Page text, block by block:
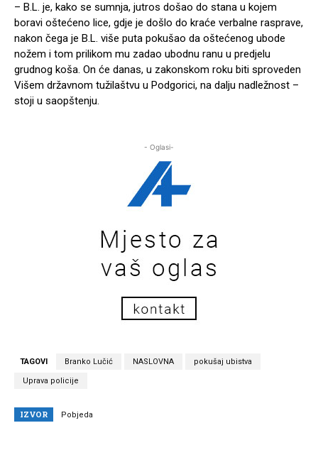
– B.L. je, kako se sumnja, jutros došao do stana u kojem
boravi oštećeno lice, gdje je došlo do kraće verbalne rasprave,
nakon čega je B.L. više puta pokušao da oštećenog ubode
nožem i tom prilikom mu zadao ubodnu ranu u predjelu
grudnog koša. On će danas, u zakonskom roku biti sproveden
Višem državnom tužilaštvu u Podgorici, na dalju nadležnost –
stoji u saopštenju.
- Oglasi-
TAGOVI Branko Lučić NASLOVNA pokušaj ubistva
Uprava policije
IZVOR Pobjeda